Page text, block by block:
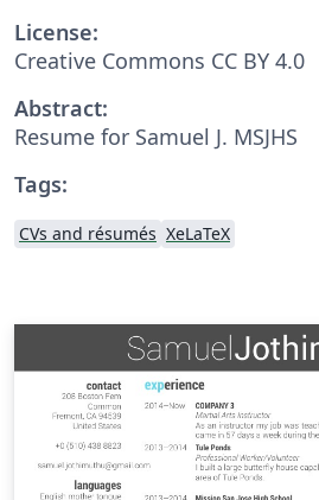
License:
Creative Commons CC BY 4.0
Abstract:
Resume for Samuel J. MSJHS
Tags:
CVs and résumés XeLaTeX